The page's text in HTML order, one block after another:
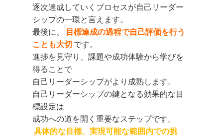
逐次達成していくプロセスが自己リーダー
シップの一環と言えます。
最後に、
目標達成の過程で自己評価を行う
ことも大切 です。
進捗を見守り、課題や成功体験から学びを
得ることで
自己リーダーシップがより成熟します。
自己リーダーシップの鍵となる効果的な目
標設定は
成功への道を開く重要なステップです。
具体的な目標、実現可能な範囲内での挑